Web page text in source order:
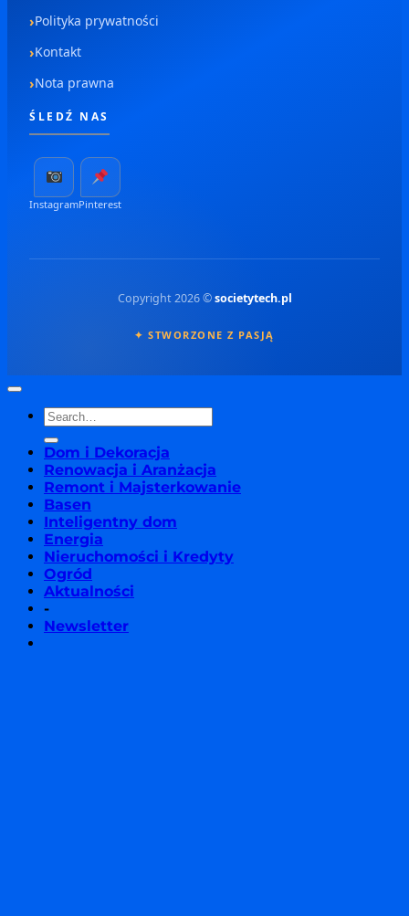
Polityka prywatności
Kontakt
Nota prawna
ŚLEDŹ NAS
InstagramPinterest
Copyright 2026 ©societytech.pl
✦ STWORZONE Z PASJĄ
Dom i Dekoracja
Renowacja i Aranżacja
Remont i Majsterkowanie
Basen
Inteligentny dom
Energia
Nieruchomości i Kredyty
Ogród
Aktualności
-
Newsletter